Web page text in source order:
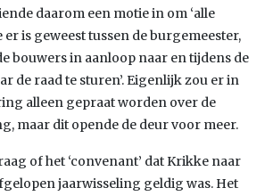
daarom een motie in om ‘alle
is geweest tussen de burgemeester,
bouwers in aanloop naar en tijdens de
de raad te sturen’. Eigenlijk zou er in
alleen gepraat worden over de
maar dit opende de deur voor meer.
of het ‘convenant’ dat Krikke naar
jaarwisseling geldig was. Het